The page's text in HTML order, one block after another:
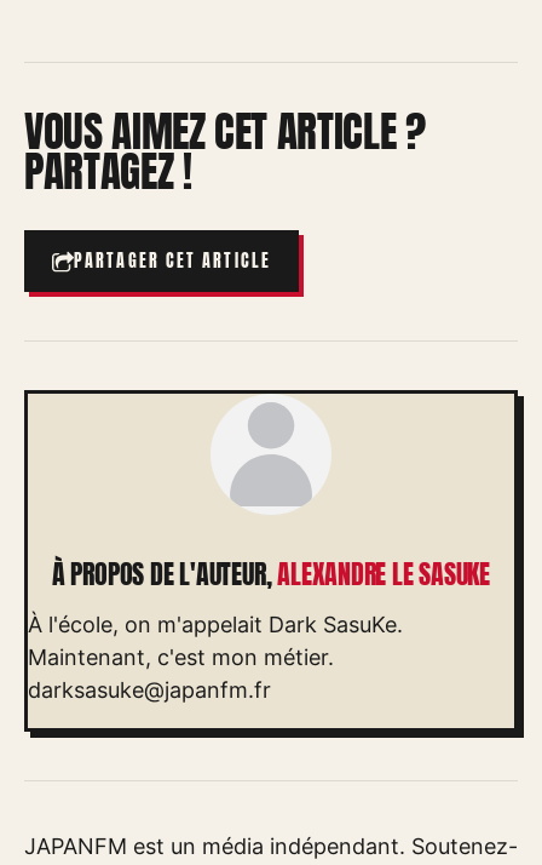
VOUS AIMEZ CET ARTICLE ?
PARTAGEZ !
PARTAGER CET ARTICLE
À PROPOS DE L'AUTEUR,ALEXANDRE LE SASUKE
À l'école, on m'appelait Dark SasuKe.
Maintenant, c'est mon métier.
darksasuke@japanfm.fr
JAPANFM est un média indépendant. Soutenez-